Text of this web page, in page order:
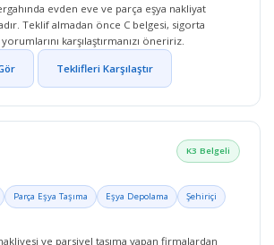
evden eve ve parça eşya nakliyat
Teklif almadan önce C belgesi, sigorta
karşılaştırmanızı öneririz.
Teklifleri Karşılaştır
K3 Belgeli
Parça Eşya Taşıma Eşya Depolama
Şehiriçi
ve parsiyel taşıma yapan firmalardan